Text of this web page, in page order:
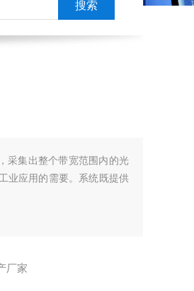
采集出整个带宽范围内的光
业应用的需要。系统既提供
厂家